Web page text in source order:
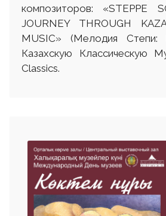
композиторов: «STEPPE
JOURNEY THROUGH
MUSIC» (Мелодия Степи:
Казахскую Классическую
Classics.